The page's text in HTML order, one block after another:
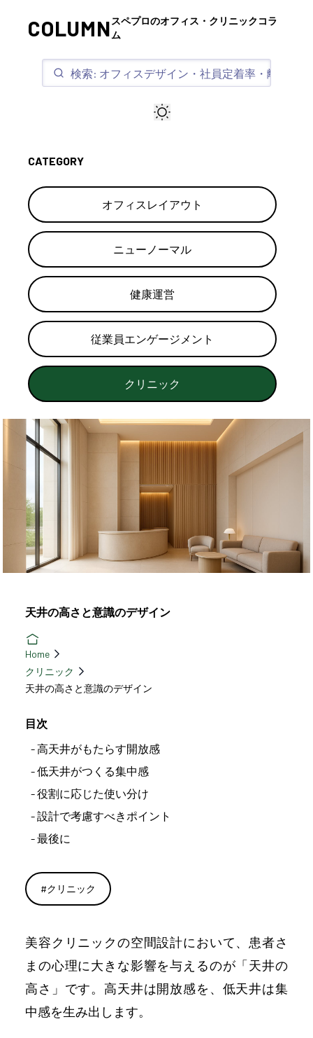
COLUMN スペプロのオフィス・クリニックコラ
ム
CATEGORY
オフィスレイアウト
ニューノーマル
健康運営
従業員エンゲージメント
クリニック
天井の高さと意識のデザイン
Home
クリニック
天井の高さと意識のデザイン
目次
高天井がもたらす開放感
低天井がつくる集中感
役割に応じた使い分け
設計で考慮すべきポイント
最後に
#クリニック
美容クリニックの空間設計において、患者さ
まの心理に大きな影響を与えるのが「天井の
高さ」です。高天井は開放感を、低天井は集
中感を生み出します。